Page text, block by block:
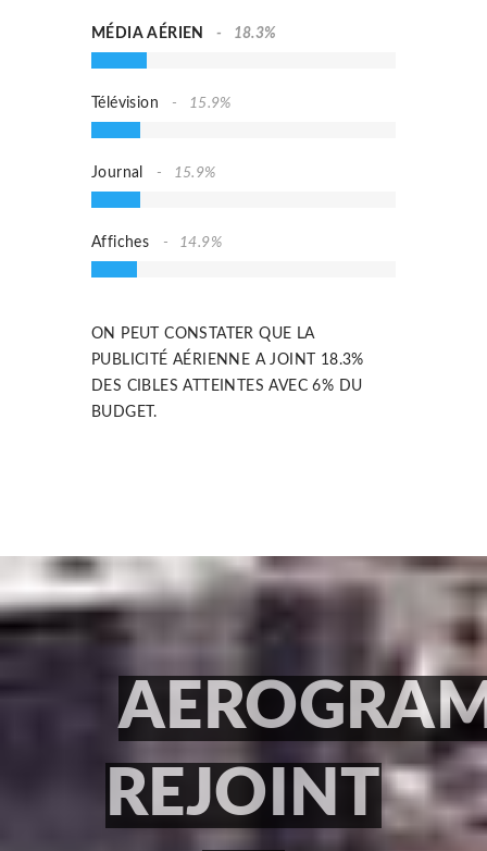
MÉDIA AÉRIEN 18.3%
Télévision 15.9%
Journal 15.9%
Affiches 14.9%
ON PEUT CONSTATER QUE LA
PUBLICITÉ AÉRIENNE A JOINT 18.3%
DES CIBLES ATTEINTES AVEC 6% DU
BUDGET.
REJOINT